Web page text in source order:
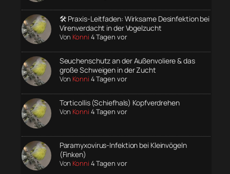
🛠️ Praxis-Leitfaden: Wirksame Desinfektion bei
Virenverdacht in der Vogelzucht
Von Konni 4 Tagen vor
Seuchenschutz an der Außenvoliere & das
große Schweigen in der Zucht
Von Konni 4 Tagen vor
Torticollis (Schiefhals) Kopfverdrehen
Von Konni 4 Tagen vor
Paramyxovirus-Infektion bei Kleinvögeln
(Finken)
Von Konni 4 Tagen vor